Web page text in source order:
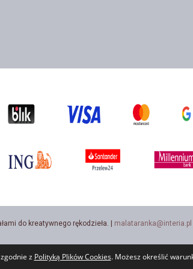
z Polityką Plików Cookies. Możesz określić
do kreatywnego rękodzieła. | malataranka@interia.pl
Sklep internetowy Shoper.pl